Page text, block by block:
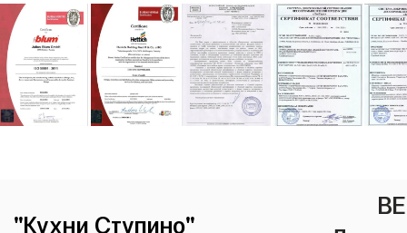
"Кухни Ступино"